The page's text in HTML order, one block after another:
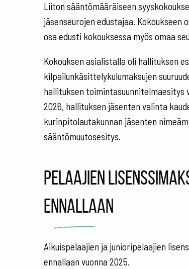
Liiton sääntömääräiseen
jäsenseurojen edustajaa.
osa edusti kokouksessa myös omaa
Kokouksen asialistalla oli hallituksen
kilpailunkäsittelykulumaksujen
hallituksen toimintasuunnitelmaesitys
2026, hallituksen jäsenten valinta
kurinpitolautakunnan jäsenten
sääntömuutosesitys.
Pelaajien
ennallaan
Aikuispelaajien ja junioripelaajien
ennallaan vuonna 2025.